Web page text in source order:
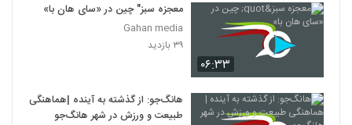
اجتماع ملخ ها
33
۳۵۳ بازدید
۰۶:۳۳
معجزه سبز" چین در «سای هان با»
Gahan media
۳۹ بازدید
هانگ‌جو: از گذشته به آینده |هماهنگی
طبیعت و ورزش در شهر هانگ‌جو